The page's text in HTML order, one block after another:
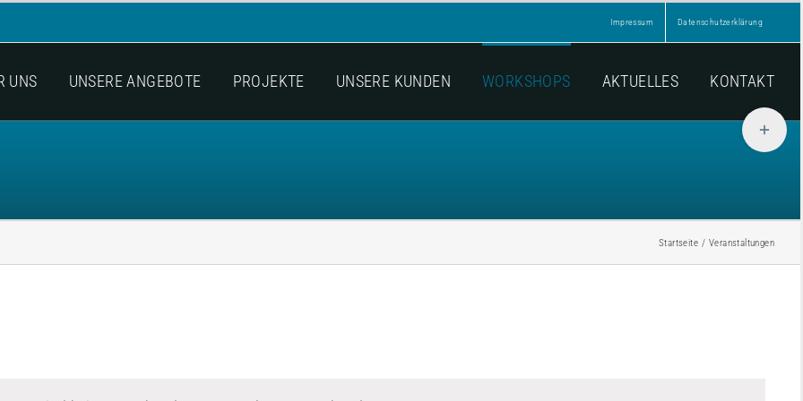
Impressum Datenschutzerklärung
UNS UNSERE ANGEBOTE PROJEKTE UNSERE KUNDEN WORKSHOPS AKTUELLES KONTAKT
Startseite Veranstaltungen
Toggle
Sliding